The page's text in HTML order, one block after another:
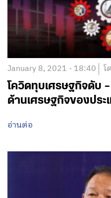
January 8, 2021 - 18:40 โ
โควิดทุบเศรษฐกิจดับ
ด้านเศรษฐกิจของประ
อ่านต่อ